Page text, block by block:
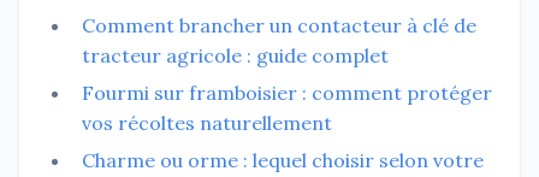
Comment brancher un contacteur à clé de
tracteur agricole : guide complet
Fourmi sur framboisier : comment protéger
vos récoltes naturellement
Charme ou orme : lequel choisir selon votre